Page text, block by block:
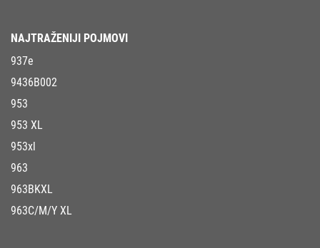
NAJTRAŽENIJI POJMOVI
937e
9436B002
953
953 XL
953xl
963
963BKXL
963C/M/Y XL